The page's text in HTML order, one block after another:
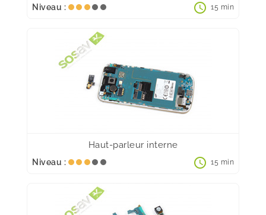
Niveau : schedule 15 min
Haut-parleur interne
Niveau : schedule 15 min